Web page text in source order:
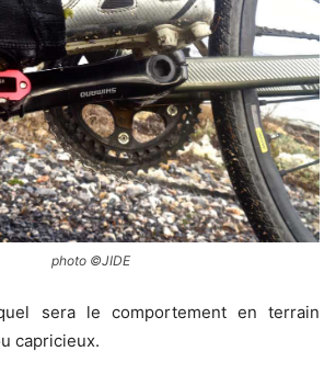
photo ©JIDE
sera le comportement en terrain
capricieux.